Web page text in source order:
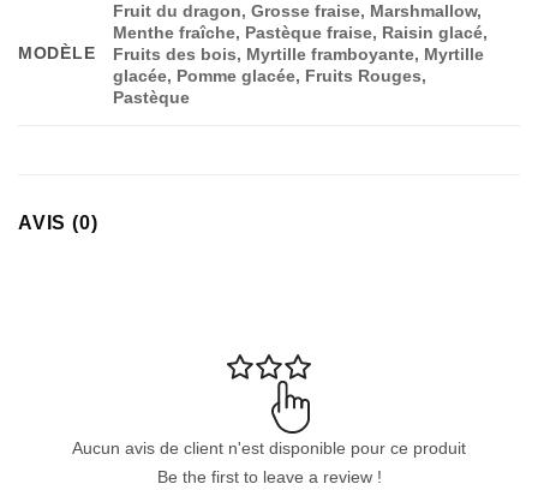
MODÈLE
Fruit du dragon, Grosse fraise, Marshmallow,
Menthe fraîche, Pastèque fraise, Raisin glacé,
Fruits des bois, Myrtille framboyante, Myrtille
glacée, Pomme glacée, Fruits Rouges,
Pastèque
AVIS (0)
Aucun avis de client n'est disponible pour ce produit
Be the first to leave a review !
Appliquer les filtres